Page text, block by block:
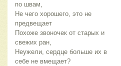
по швам,
Не чего хорошего, это не
предвещает
Похоже звоночек от старых и
свежих ран,
Неужели, сердце больше их в
себе не вмещает?